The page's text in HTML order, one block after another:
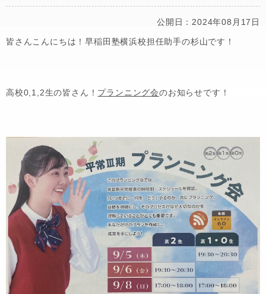
公開日：2024年08月17日
皆さんこんにちは！早稲田塾横浜校担任助手の杉山です！
高校0,1,2生の皆さん！ プランニング会のお知らせです！